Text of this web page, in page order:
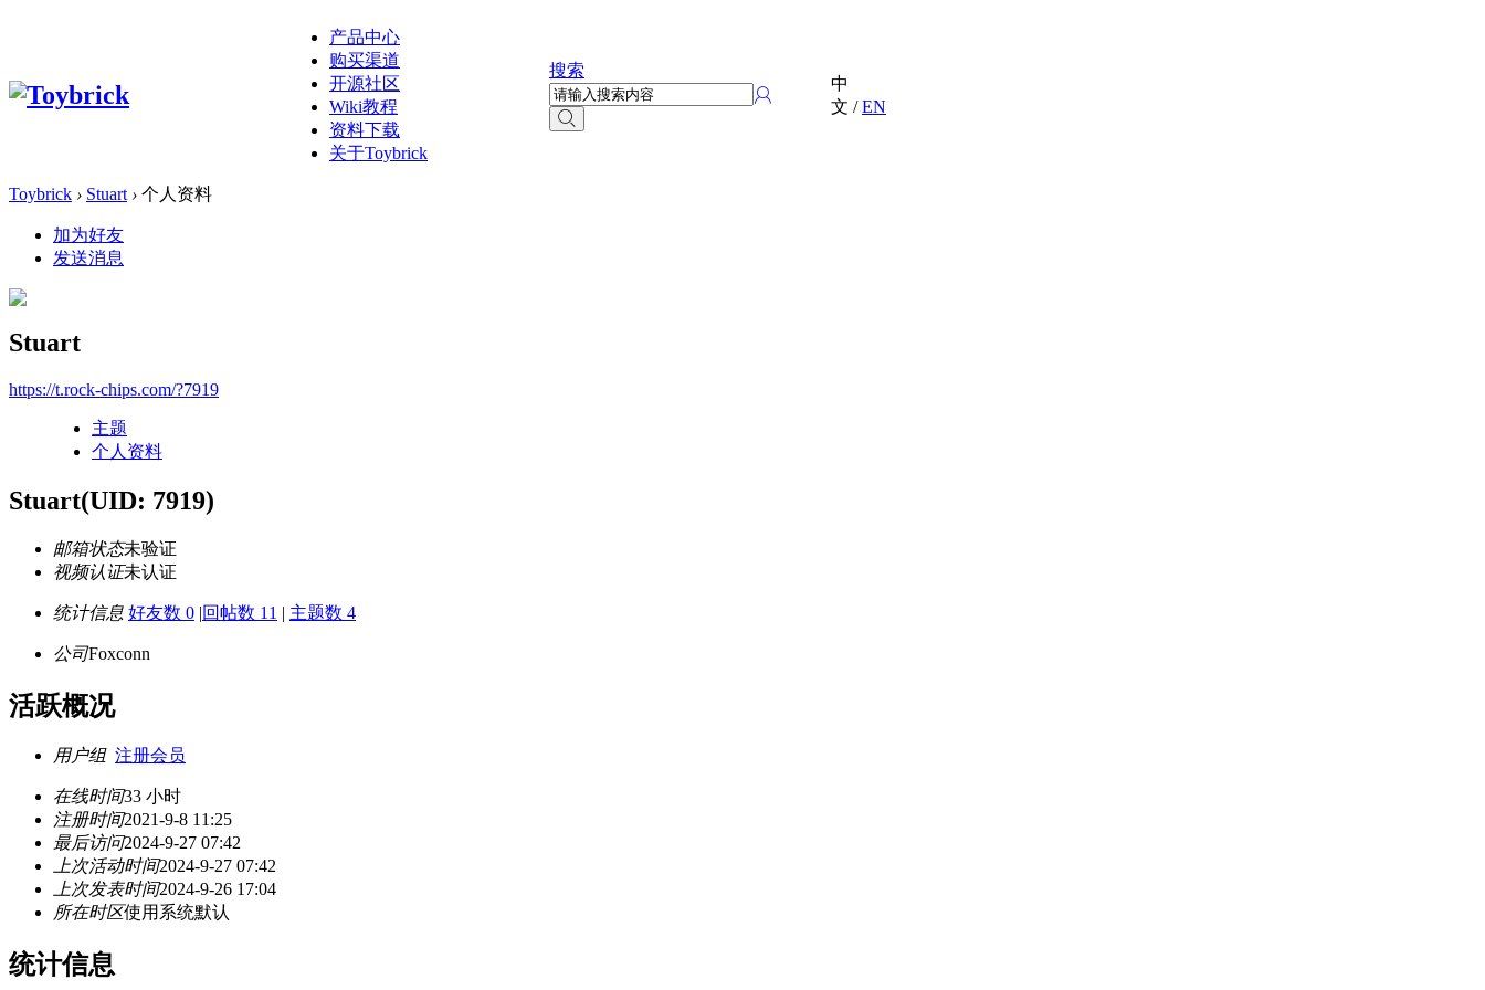
产品中心
购买渠道
开源社区
Wiki教程
资料下载
关于Toybrick
搜索
中
文 /EN
Toybrick › Stuart › 个人资料
加为好友
发送消息
Stuart
https://t.rock-chips.com/?7919
主题
个人资料
Stuart(UID: 7919)
邮箱状态未验证
视频认证未认证
统计信息 好友数 0 |回帖数 11 | 主题数 4
公司Foxconn
活跃概况
用户组 注册会员
在线时间33 小时
注册时间2021-9-8 11:25
最后访问2024-9-27 07:42
上次活动时间2024-9-27 07:42
上次发表时间2024-9-26 17:04
所在时区使用系统默认
统计信息